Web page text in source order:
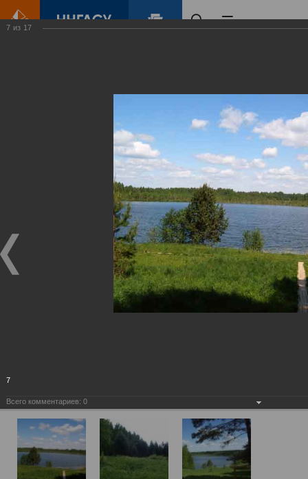
Виртуальные
выставки
(фотоальбомы)
7 из 17
7
Всего комментариев: 0